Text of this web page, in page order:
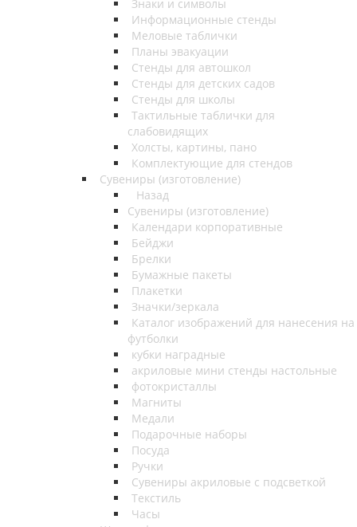
Знаки и символы
Информационные стенды
Меловые таблички
Планы эвакуации
Стенды для автошкол
Стенды для детских садов
Стенды для школы
Тактильные таблички для
слабовидящих
Холсты, картины, пано
Комплектующие для стендов
Сувениры (изготовление)
Назад
Сувениры (изготовление)
Календари корпоративные
Бейджи
Брелки
Бумажные пакеты
Плакетки
Значки/зеркала
Каталог изображений для нанесения на
футболки
кубки наградные
акриловые мини стенды настольные
фотокристаллы
Магниты
Медали
Подарочные наборы
Посуда
Ручки
Сувениры акриловые с подсветкой
Текстиль
Часы